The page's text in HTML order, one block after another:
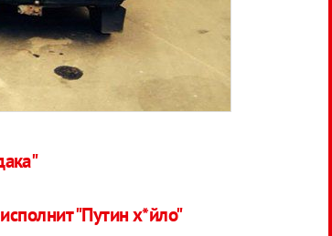
"Путин х*йло"